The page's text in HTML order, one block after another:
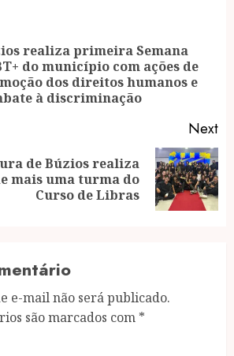
realiza primeira Semana
do município com ações de
dos direitos humanos e
à discriminação
Next
de Búzios realiza
mais uma turma do
Curso de Libras
e-mail não será publicado.
são marcados com *